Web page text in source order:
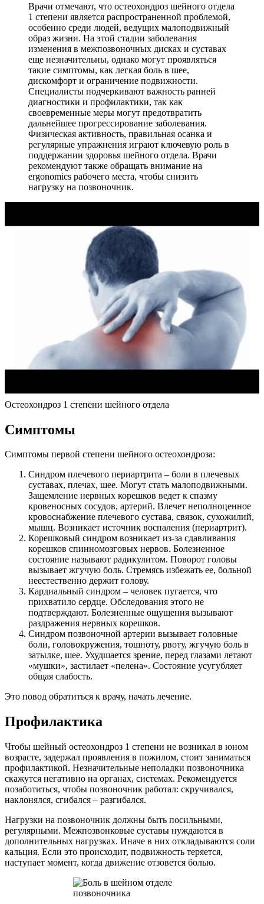
Врачи отмечают, что остеохондроз шейного отдела
1 степени является распространенной проблемой,
особенно среди людей, ведущих малоподвижный
образ жизни. На этой стадии заболевания
изменения в межпозвоночных дисках и суставах
еще незначительны, однако могут проявляться
такие симптомы, как легкая боль в шее,
дискомфорт и ограничение подвижности.
Специалисты подчеркивают важность ранней
диагностики и профилактики, так как
своевременные меры могут предотвратить
дальнейшее прогрессирование заболевания.
Физическая активность, правильная осанка и
регулярные упражнения играют ключевую роль в
поддержании здоровья шейного отдела. Врачи
рекомендуют также обращать внимание на
ergonomics рабочего места, чтобы снизить
нагрузку на позвоночник.
Остеохондроз 1 степени шейного отдела
Симптомы
Симптомы первой степени шейного остеохондроза:
Синдром плечевого периартрита – боли в плечевых
суставах, плечах, шее. Могут стать малоподвижными.
Защемление нервных корешков ведет к спазму
кровеносных сосудов, артерий. Влечет неполноценное
кровоснабжение плечевого сустава, связок, сухожилий,
мышц. Возникает источник воспаления (периартрит).
Корешковый синдром возникает из-за сдавливания
корешков спинномозговых нервов. Болезненное
состояние называют радикулитом. Поворот головы
вызывает жгучую боль. Стремясь избежать ее, больной
неестественно держит голову.
Кардиальный синдром – человек пугается, что
прихватило сердце. Обследования этого не
подтверждают. Болезненные ощущения вызывают
раздражения нервных корешков.
Синдром позвоночной артерии вызывает головные
боли, головокружения, тошноту, рвоту, жгучую боль в
затылке, шее. Ухудшается зрение, перед глазами летают
«мушки», застилает «пелена». Состояние усугубляет
общая слабость.
Это повод обратиться к врачу, начать лечение.
Профилактика
Чтобы шейный остеохондроз 1 степени не возникал в юном
возрасте, задержал проявления в пожилом, стоит заниматься
профилактикой. Незначительные неполадки позвоночника
скажутся негативно на органах, системах. Рекомендуется
позаботиться, чтобы позвоночник работал: скручивался,
наклонялся, сгибался – разгибался.
Нагрузки на позвоночник должны быть посильными,
регулярными. Межпозвонковые суставы нуждаются в
дополнительных нагрузках. Иначе в них откладываются соли
кальция. Если это происходит, подвижность теряется,
наступает момент, когда движение отзовется болью.